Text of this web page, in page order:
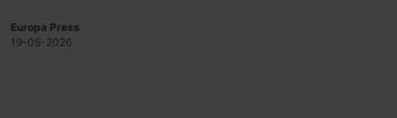
Europa Press
19-05-2026